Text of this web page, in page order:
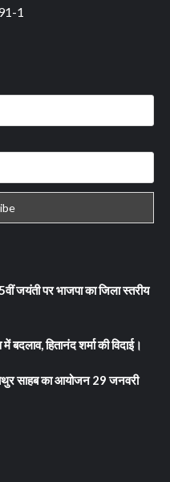
जयंती पर भाजपा का जिला स्तरीय
हितानंद शर्मा की विदाई।
साहब का आयोजन 29 जनवरी